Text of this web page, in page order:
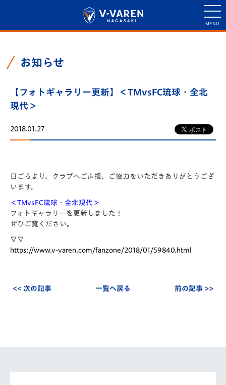
お知らせ
【フォトギャラリー更新】＜TMvsFC琉球・全北
現代＞
2018.01.27
日ごろより、クラブへご声援、ご協力をいただきありがとうござ
います。
＜TMvsFC琉球・全北現代＞
フォトギャラリーを更新しました！
ぜひご覧ください。
∇∇
https://www.v-varen.com/fanzone/2018/01/59840.html
<< 次の記事 一覧へ戻る 前の記事 >>